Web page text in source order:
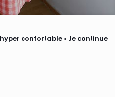
hyper confortable • Je continue